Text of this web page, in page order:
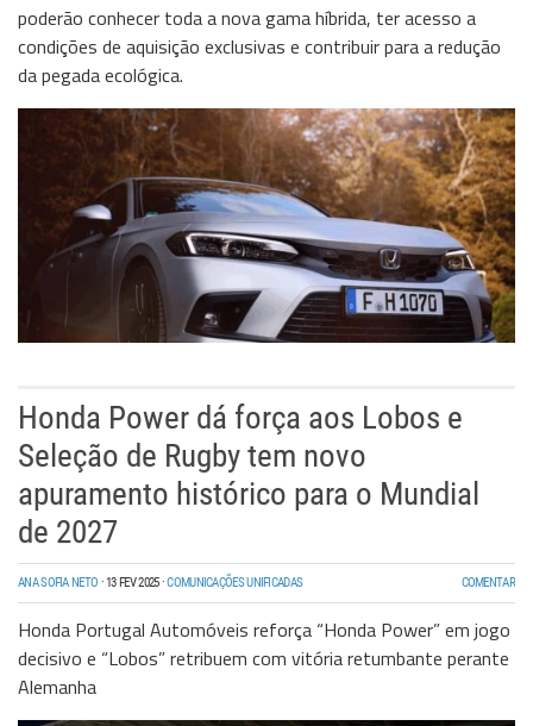
poderão conhecer toda a nova gama híbrida, ter acesso a
condições de aquisição exclusivas e contribuir para a redução
da pegada ecológica.
Honda Power dá força aos Lobos e
Seleção de Rugby tem novo
apuramento histórico para o Mundial
de 2027
ANA SOFIA NETO ·13 FEV 2025·COMUNICAÇÕES UNIFICADAS COMENTAR
Honda Portugal Automóveis reforça “Honda Power” em jogo
decisivo e “Lobos” retribuem com vitória retumbante perante
Alemanha